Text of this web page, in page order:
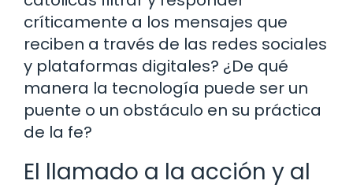
críticamente a los mensajes que
reciben a través de las redes sociales
y plataformas digitales? ¿De qué
manera la tecnología puede ser un
puente o un obstáculo en su práctica
de la fe?
El llamado a la acción y al